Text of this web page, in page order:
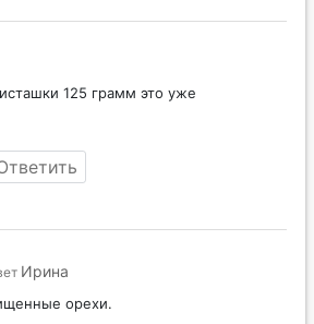
125 грамм это уже
Ирина
орехи.